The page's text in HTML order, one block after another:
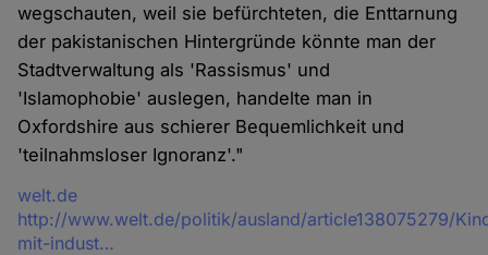
wegschauten, weil sie befürchteten, die Enttarnung
der pakistanischen Hintergründe könnte man der
Stadtverwaltung als 'Rassismus' und
'Islamophobie' auslegen, handelte man in
Oxfordshire aus schierer Bequemlichkeit und
'teilnahmsloser Ignoranz'."
Quelle
welt.de
http://www.welt.de/politik/ausland/article138075279/
mit-indust…